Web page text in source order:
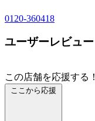
0120-360418
ユーザーレビュー
この店舗を応援する！
ここから応援